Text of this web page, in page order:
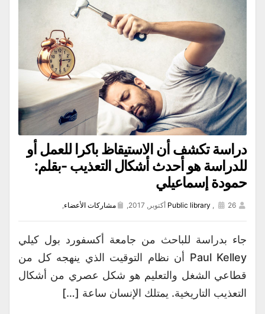
دراسة تكشف أن الاستيقاظ باكرا للعمل أو
للدراسة هو أحدث أشكال التعذيب -بقلم:
حمودة إسماعيلي
Public library , 26 أكتوبر, 2017, مشاركات الأعضاء,
جاء بدراسة للباحث من جامعة أكسفورد بول كيلي
Paul Kelley أن نظام التوقيت الذي ينهجه كل من
قطاعي الشغل والتعليم هو شكل عصري من أشكال
التعذيب التاريخية. يمتلك الإنسان ساعة […]